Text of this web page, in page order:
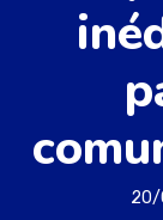
20/